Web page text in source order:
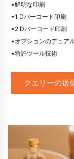
•鮮明な印刷
•1 Dバーコード印刷
•2 Dバーコード印刷
•オプションのデュア
•特許ツール技術
クエリーの送